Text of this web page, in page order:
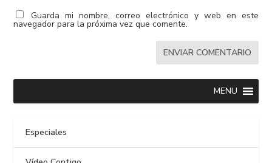
Guarda mi nombre, correo electrónico y web en este
navegador para la próxima vez que comente.
MENU
Especiales